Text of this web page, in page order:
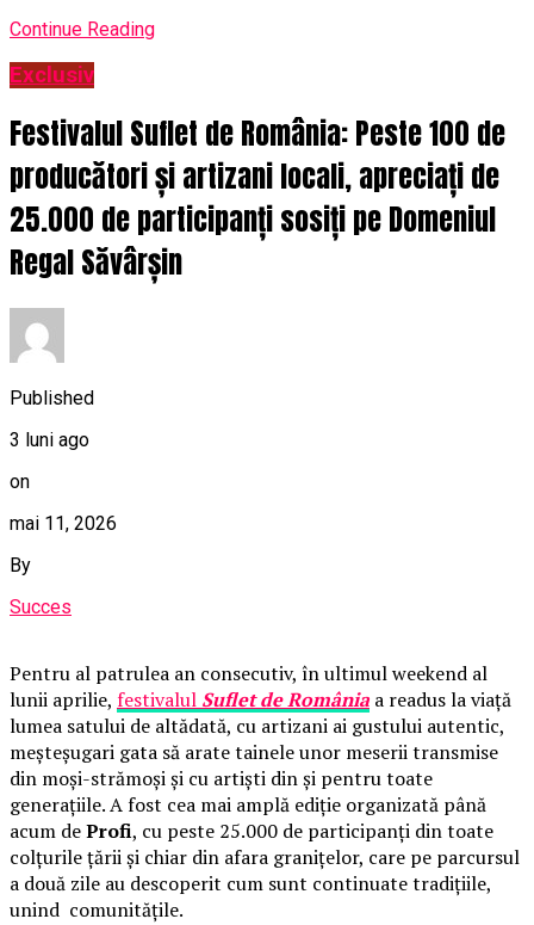
Continue Reading
Exclusiv
Festivalul Suflet de România: Peste 100 de
producători și artizani locali, apreciați de
25.000 de participanți sosiți pe Domeniul
Regal Săvârșin
Published
3 luni ago
on
mai 11, 2026
By
Succes
Pentru al patrulea an consecutiv, în ultimul weekend al
lunii aprilie, festivalul Suflet de România a readus la viață
lumea satului de altădată, cu artizani ai gustului autentic,
meșteșugari gata să arate tainele unor meserii transmise
din moși-strămoși și cu artiști din și pentru toate
generațiile. A fost cea mai amplă ediție organizată până
acum deProfi, cu peste 25.000 de participanți din toate
colțurile țării și chiar din afara granițelor, care pe parcursul
a două zile au descoperit cum sunt continuate tradițiile,
unind comunitățile.